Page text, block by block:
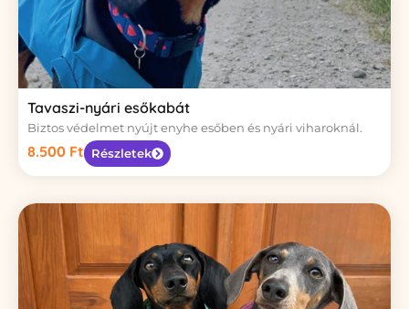
Tavaszi-nyári esőkabát
Biztos védelmet nyújt enyhe esőben és nyári viharoknál.
8.500 Ft Részletek